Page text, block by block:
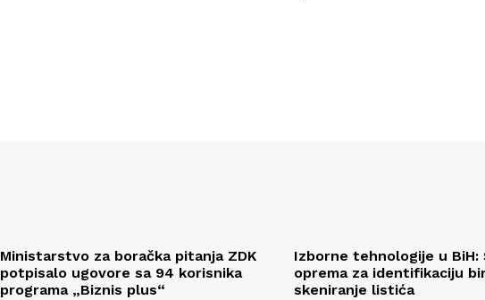
Ministarstvo za boračka pitanja ZDK
potpisalo ugovore sa 94 korisnika
programa „Biznis plus“
Izborne tehnologije u BiH:
oprema za identifikaciju
skeniranje listića